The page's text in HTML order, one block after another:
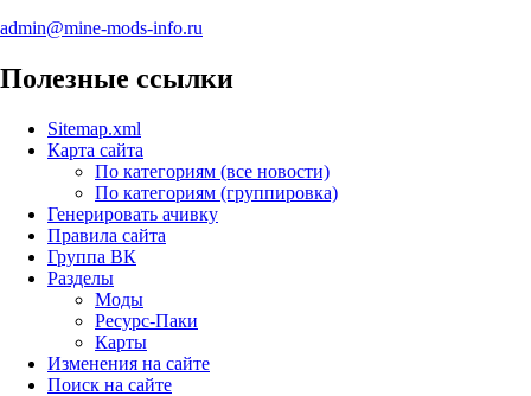
admin@mine-mods-info.ru
Полезные ссылки
Sitemap.xml
Карта сайта
По категориям (все новости)
По категориям (группировка)
Генерировать ачивку
Правила сайта
Группа ВК
Разделы
Моды
Ресурс-Паки
Карты
Изменения на сайте
Поиск на сайте